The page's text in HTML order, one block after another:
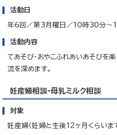
活動日
年6回／第3月曜日／10時30分～
活動内容
てあそび・おやこふれあいあそびを
流を深めます。
妊産婦相談・母乳ミルク相談
対象
妊産婦（妊婦と生後12ヶ月くらいま